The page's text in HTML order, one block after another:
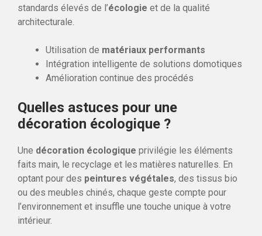
standards élevés de l’écologie et de la qualité
architecturale.
Utilisation de matériaux performants
Intégration intelligente de solutions domotiques
Amélioration continue des procédés
Quelles astuces pour une
décoration écologique ?
Une décoration écologique privilégie les éléments
faits main, le recyclage et les matières naturelles. En
optant pour des peintures végétales, des tissus bio
ou des meubles chinés, chaque geste compte pour
l’environnement et insuffle une touche unique à votre
intérieur.